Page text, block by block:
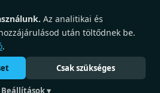
Strasse 76/2
Wien, Ausztria
út 48.
Magyarország
+36 70 611 7028
Az analitikai és
után töltődnek be.
.
Csak szükséges
Beállítások ▾